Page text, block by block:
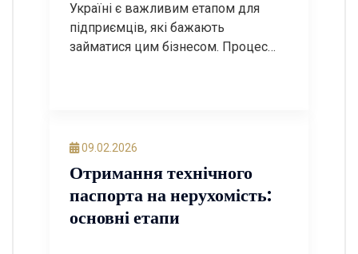
Україні є важливим етапом для
підприємців, які бажають
займатися цим бізнесом. Процес
легалізації. У цьому пості ми
щодо узаконення модульної АЗС, а
також відповімо на найчастіші
запитання. Крок […]
09.02.2026
Отримання технічного
паспорта на нерухомість:
основні етапи